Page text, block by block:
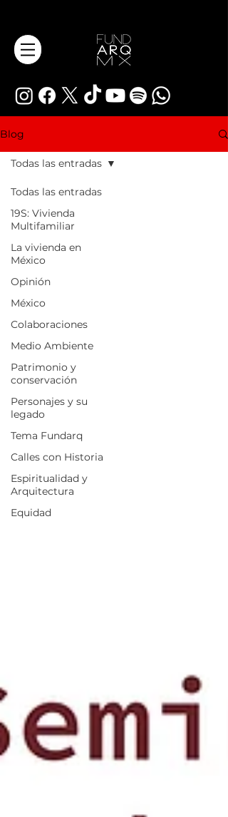
Blog
Todas las entradas
19S: Vivienda
Multifamiliar
La vivienda en
México
Opinión
México
Colaboraciones
Medio Ambiente
Patrimonio y
conservación
Personajes y su
legado
Tema Fundarq
Calles con Historia
Espiritualidad y
Arquitectura
Equidad
Todas las entradas